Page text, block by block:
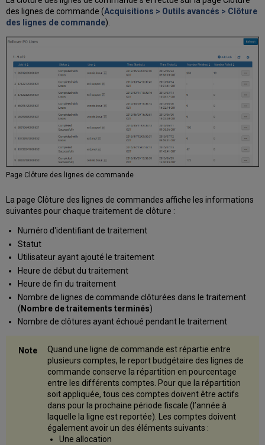
des lignes de commande (Acquisitions > Outils avancés > Clôture
des lignes de commande).
Page Clôture des lignes de commande
La page Clôture des lignes de commandes affiche les informations
suivantes pour chaque traitement de clôture :
Numéro d'identifiant de traitement
Statut
Utilisateur ayant ajouté le traitement
Heure de début du traitement
Heure de fin du traitement
Nombre de lignes de commande clôturées dans le traitement
( Nombre de traitements terminés)
Nombre de clôtures ayant échoué pendant le traitement
Quand une ligne de commande est répartie entre
plusieurs comptes, le report budgétaire des lignes de
commande conserve la répartition en pourcentage
entre les différents comptes. Pour que la répartition
soit appliquée, tous ces comptes doivent être actifs
dans pour la prochaine période fiscale (l’année à
laquelle la ligne est reportée). Les comptes doivent
également avoir un des éléments suivants :
Une allocation